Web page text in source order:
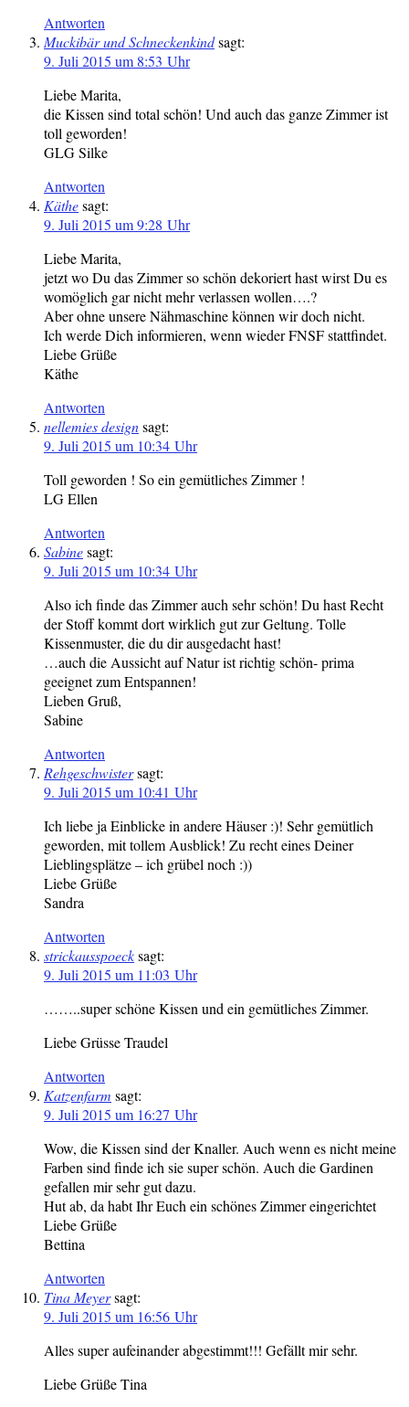
Antworten
Muckibär und Schneckenkindsagt:
9. Juli 2015 um 8:53 Uhr
Liebe Marita,
die Kissen sind total schön! Und auch das ganze Zimmer ist
toll geworden!
GLG Silke
Antworten
Käthesagt:
9. Juli 2015 um 9:28 Uhr
Liebe Marita,
jetzt wo Du das Zimmer so schön dekoriert hast wirst Du es
womöglich gar nicht mehr verlassen wollen….?
Aber ohne unsere Nähmaschine können wir doch nicht.
Ich werde Dich informieren, wenn wieder FNSF stattfindet.
Liebe Grüße
Käthe
Antworten
nellemies designsagt:
9. Juli 2015 um 10:34 Uhr
Toll geworden ! So ein gemütliches Zimmer !
LG Ellen
Antworten
Sabinesagt:
9. Juli 2015 um 10:34 Uhr
Also ich finde das Zimmer auch sehr schön! Du hast Recht
der Stoff kommt dort wirklich gut zur Geltung. Tolle
Kissenmuster, die du dir ausgedacht hast!
…auch die Aussicht auf Natur ist richtig schön- prima
geeignet zum Entspannen!
Lieben Gruß,
Sabine
Antworten
Rehgeschwistersagt:
9. Juli 2015 um 10:41 Uhr
Ich liebe ja Einblicke in andere Häuser :)! Sehr gemütlich
geworden, mit tollem Ausblick! Zu recht eines Deiner
Lieblingsplätze – ich grübel noch :))
Liebe Grüße
Sandra
Antworten
strickausspoecksagt:
9. Juli 2015 um 11:03 Uhr
……..super schöne Kissen und ein gemütliches Zimmer.
Liebe Grüsse Traudel
Antworten
Katzenfarm sagt:
9. Juli 2015 um 16:27 Uhr
Wow, die Kissen sind der Knaller. Auch wenn es nicht meine
Farben sind finde ich sie super schön. Auch die Gardinen
gefallen mir sehr gut dazu.
Hut ab, da habt Ihr Euch ein schönes Zimmer eingerichtet
Liebe Grüße
Bettina
Antworten
Tina Meyersagt:
9. Juli 2015 um 16:56 Uhr
Alles super aufeinander abgestimmt!!! Gefällt mir sehr.
Liebe Grüße Tina